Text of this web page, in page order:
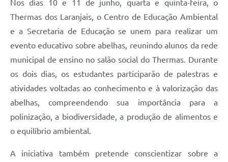
Nos dias 10 e 11 de junho, quarta e quinta-feira, o
Thermas dos Laranjais, o Centro de Educação Ambiental
e a Secretaria de Educação se unem para realizar um
evento educativo sobre abelhas, reunindo alunos da rede
municipal de ensino no salão social do Thermas. Durante
os dois dias, os estudantes participarão de palestras e
atividades voltadas ao conhecimento e à valorização das
abelhas, compreendendo sua importância para a
polinização, a biodiversidade, a produção de alimentos e
o equilíbrio ambiental.
A iniciativa também pretende conscientizar sobre a